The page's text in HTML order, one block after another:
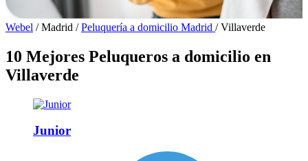
Webel / Madrid / Peluquería a domicilio Madrid / Villaverde
10 Mejores Peluqueros a domicilio en
Villaverde
Junior